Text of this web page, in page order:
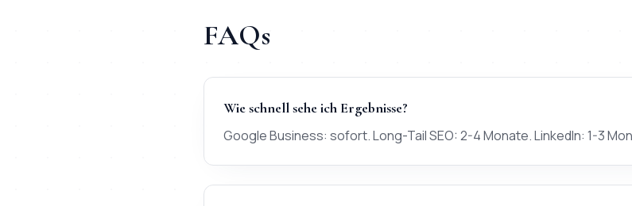
FAQs
Wie schnell sehe ich Ergebnisse?
Google Business: sofort. Long-Tail SEO: 2-4 Monate. LinkedIn: 1-3